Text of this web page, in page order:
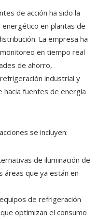
de acción ha sido la
en plantas de
La empresa ha
en tiempo real
de ahorro,
industrial y
fuentes de energía
se incluyen:
de iluminación de
áreas que ya están en
de refrigeración
optimizan el consumo